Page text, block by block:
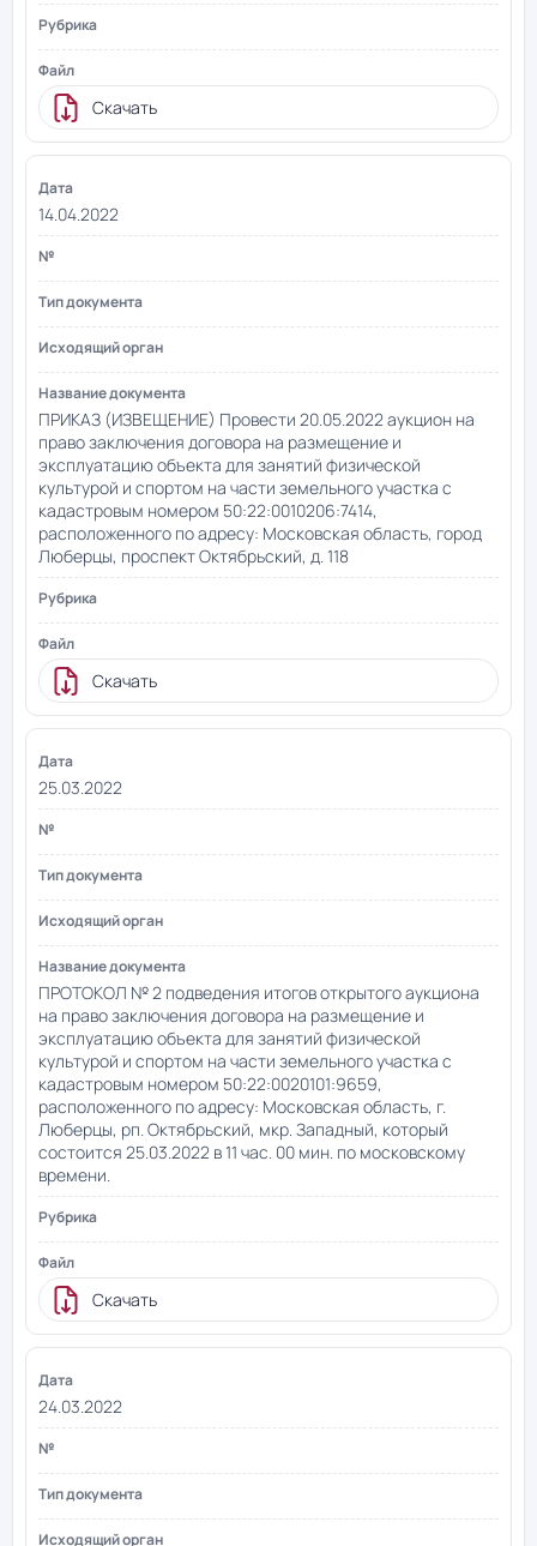
Скачать
14.04.2022
ПРИКАЗ (ИЗВЕЩЕНИЕ) Провести 20.05.2022 аукцион на
право заключения договора на размещение и
эксплуатацию объекта для занятий физической
культурой и спортом на части земельного участка с
кадастровым номером 50:22:0010206:7414,
расположенного по адресу: Московская область, город
Люберцы, проспект Октябрьский, д. 118
Скачать
25.03.2022
ПРОТОКОЛ № 2 подведения итогов открытого аукциона
на право заключения договора на размещение и
эксплуатацию объекта для занятий физической
культурой и спортом на части земельного участка с
кадастровым номером 50:22:0020101:9659,
расположенного по адресу: Московская область, г.
Люберцы, рп. Октябрьский, мкр. Западный, который
состоится 25.03.2022 в 11 час. 00 мин. по московскому
времени.
Скачать
24.03.2022